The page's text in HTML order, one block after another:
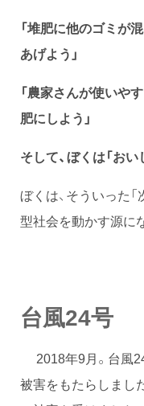
「堆肥に他のゴミが
あげよう」
「農家さんが使いや
肥にしよう」
そして、ぼくは「お
ぼくは、そういった
型社会を動かす源に
台風24号
2018年9月。台風
被害をもたらしまし